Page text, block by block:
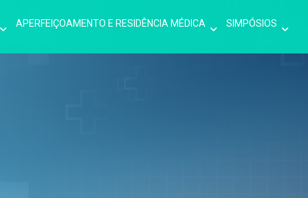
APERFEIÇOAMENTO E RESIDÊNCIA MÉDICA SIMPÓSIOS